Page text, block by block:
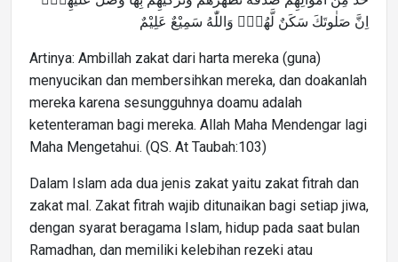
اِنَّ صَلٰوتَكَ سَكَنٌ لَّهُمْۗ وَاللّٰهُ سَمِيْعٌ عَلِيْمٌ
Artinya: Ambillah zakat dari harta mereka (guna)
menyucikan dan membersihkan mereka, dan doakanlah
mereka karena sesungguhnya doamu adalah
ketenteraman bagi mereka. Allah Maha Mendengar lagi
Maha Mengetahui. (QS. At Taubah:103)
Dalam Islam ada dua jenis zakat yaitu zakat fitrah dan
zakat mal. Zakat fitrah wajib ditunaikan bagi setiap jiwa,
dengan syarat beragama Islam, hidup pada saat bulan
Ramadhan, dan memiliki kelebihan rezeki atau